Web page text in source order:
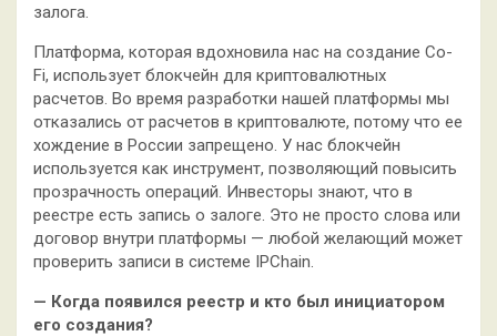
залога.
Платформа, которая вдохновила нас на создание Co-
Fi, использует блокчейн для криптовалютных
расчетов. Во время разработки нашей платформы мы
отказались от расчетов в криптовалюте, потому что ее
хождение в России запрещено. У нас блокчейн
используется как инструмент, позволяющий повысить
прозрачность операций. Инвесторы знают, что в
реестре есть запись о залоге. Это не просто слова или
договор внутри платформы — любой желающий может
проверить записи в системе IPChain.
— Когда появился реестр и кто был инициатором
его создания?